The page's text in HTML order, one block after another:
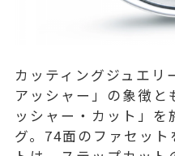
カッティングジュエリ
アッシャー」の象徴と
ッシャー・カット」を
グ。74面のファセッ